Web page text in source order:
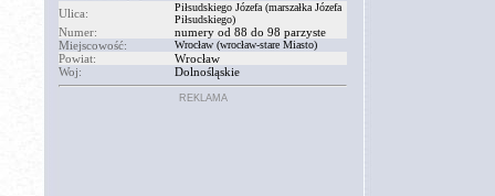
Ulica:
Piłsudskiego Józefa (marszałka Józefa
Piłsudskiego)
Numer:
numery od 88 do 98 parzyste
Miejscowość:
Wrocław (wrocław-stare Miasto)
Powiat:
Wrocław
Woj:
Dolnośląskie
REKLAMA